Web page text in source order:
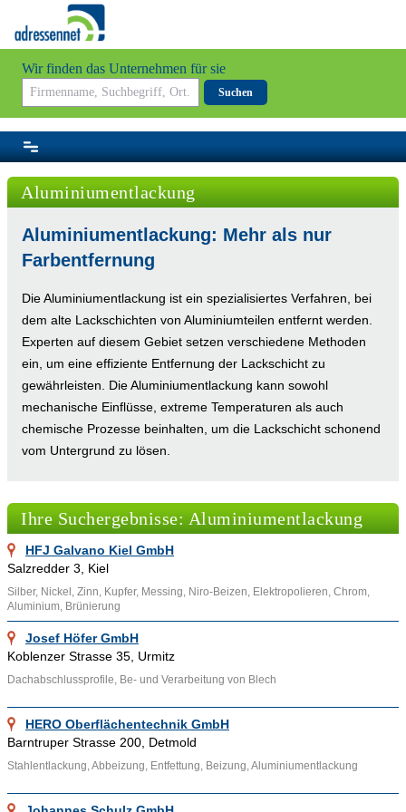
Wir finden das Unternehmen für sie
Suchen
Aluminiumentlackung
Aluminiumentlackung: Mehr als nur
Farbentfernung
Die Aluminiumentlackung ist ein spezialisiertes Verfahren, bei
dem alte Lackschichten von Aluminiumteilen entfernt werden.
Experten auf diesem Gebiet setzen verschiedene Methoden
ein, um eine effiziente Entfernung der Lackschicht zu
gewährleisten. Die Aluminiumentlackung kann sowohl
mechanische Einflüsse, extreme Temperaturen als auch
chemische Prozesse beinhalten, um die Lackschicht schonend
vom Untergrund zu lösen.
Verfahren der Aluminiumentlackung
Bei der Aluminiumentlackung kommen unterschiedliche
Verfahren zum Einsatz. Eine Möglichkeit besteht darin,
verschiedene Bestandteile der Lackschicht mithilfe von
Lösemitteln zu lösen oder durch Abbeizen mit Laugen oder
Reinigungsverfahren wie Abblasen, Absaugen,
Ultraschallreinigen und die Reinigung mit flüssigem
Kohlendioxid werden ebenfalls verwendet.
Im Bereich der mechanischen Verfahren zur
Aluminiumentlackung werden Techniken wie Schleifen,
Kratzen, Bürsten oder Abwischen eingesetzt, um den Lack vom
extrem hohe Temperaturen, um die in der Lackschicht
Ihre Suchergebnisse: Aluminiumentlackung
HFJ Galvano Kiel GmbH
Salzredder 3, Kiel
Silber, Nickel, Zinn, Kupfer, Messing, Niro-Beizen, Elektropolieren, Chrom,
Aluminium, Brünierung
Josef Höfer GmbH
Koblenzer Strasse 35, Urmitz
Dachabschlussprofile, Be- und Verarbeitung von Blech
HERO Oberflächentechnik GmbH
Barntruper Strasse 200, Detmold
Stahlentlackung, Abbeizung, Entfettung, Beizung, Aluminiumentlackung